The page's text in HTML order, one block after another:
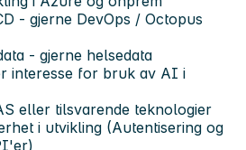
- gjerne DevOps / Octopus
- gjerne helsedata
interesse for bruk av AI i
eller tilsvarende teknologier
i utvikling (Autentisering og